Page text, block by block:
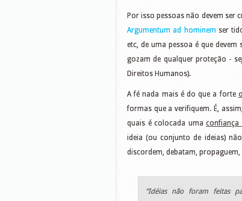
Por isso pessoas não devem ser
Argumentum ad hominem ser
etc, de uma pessoa é que
gozam de qualquer proteção -
Direitos Humanos).
A fé nada mais é do que a forte
formas que a verifiquem. É,
quais é colocada umaconfiança
ideia (ou conjunto de ideias)
discordem, debatam,
“Idéias não foram feitas